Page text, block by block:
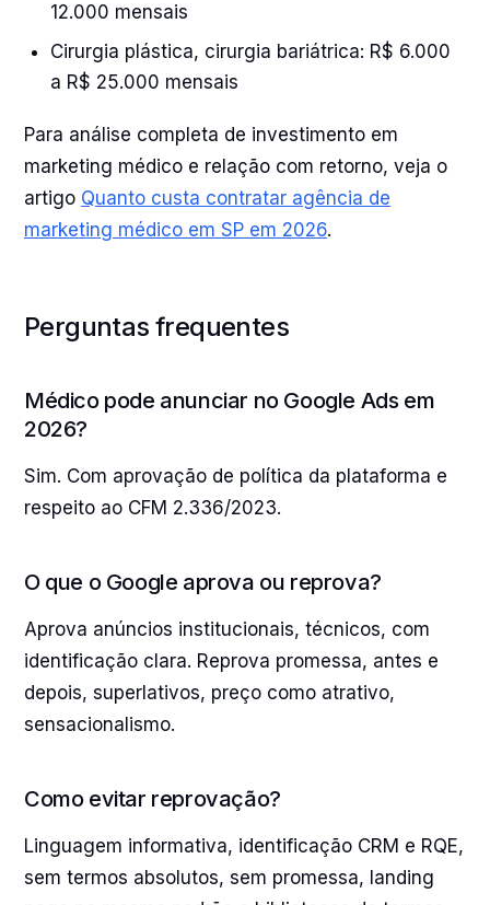
12.000 mensais
Cirurgia plástica, cirurgia bariátrica: R$ 6.000
a R$ 25.000 mensais
Para análise completa de investimento em
marketing médico e relação com retorno, veja o
artigo Quanto custa contratar agência de
marketing médico em SP em 2026.
Perguntas frequentes
Médico pode anunciar no Google Ads em
2026?
Sim. Com aprovação de política da plataforma e
respeito ao CFM 2.336/2023.
O que o Google aprova ou reprova?
Aprova anúncios institucionais, técnicos, com
identificação clara. Reprova promessa, antes e
depois, superlativos, preço como atrativo,
sensacionalismo.
Como evitar reprovação?
Linguagem informativa, identificação CRM e RQE,
sem termos absolutos, sem promessa, landing